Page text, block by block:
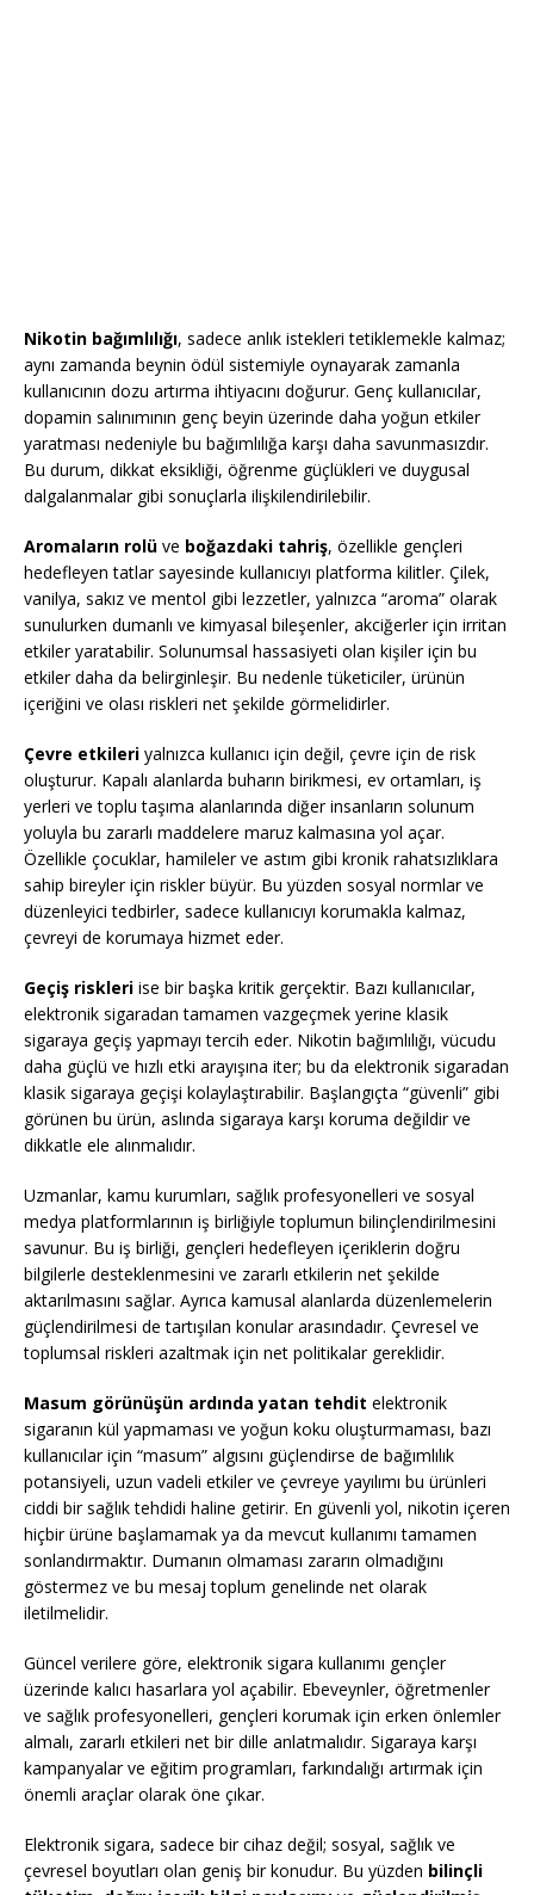
Nikotin bağımlılığı, sadece anlık istekleri tetiklemekle kalmaz;
aynı zamanda beynin ödül sistemiyle oynayarak zamanla
kullanıcının dozu artırma ihtiyacını doğurur. Genç kullanıcılar,
dopamin salınımının genç beyin üzerinde daha yoğun etkiler
yaratması nedeniyle bu bağımlılığa karşı daha savunmasızdır.
Bu durum, dikkat eksikliği, öğrenme güçlükleri ve duygusal
dalgalanmalar gibi sonuçlarla ilişkilendirilebilir.
Aromaların rolü ve boğazdaki tahriş, özellikle gençleri
hedefleyen tatlar sayesinde kullanıcıyı platforma kilitler. Çilek,
vanilya, sakız ve mentol gibi lezzetler, yalnızca “aroma” olarak
sunulurken dumanlı ve kimyasal bileşenler, akciğerler için irritan
etkiler yaratabilir. Solunumsal hassasiyeti olan kişiler için bu
etkiler daha da belirginleşir. Bu nedenle tüketiciler, ürünün
içeriğini ve olası riskleri net şekilde görmelidirler.
Çevre etkileri yalnızca kullanıcı için değil, çevre için de risk
oluşturur. Kapalı alanlarda buharın birikmesi, ev ortamları, iş
yerleri ve toplu taşıma alanlarında diğer insanların solunum
yoluyla bu zararlı maddelere maruz kalmasına yol açar.
Özellikle çocuklar, hamileler ve astım gibi kronik rahatsızlıklara
sahip bireyler için riskler büyür. Bu yüzden sosyal normlar ve
düzenleyici tedbirler, sadece kullanıcıyı korumakla kalmaz,
çevreyi de korumaya hizmet eder.
Geçiş riskleri ise bir başka kritik gerçektir. Bazı kullanıcılar,
elektronik sigaradan tamamen vazgeçmek yerine klasik
sigaraya geçiş yapmayı tercih eder. Nikotin bağımlılığı, vücudu
daha güçlü ve hızlı etki arayışına iter; bu da elektronik sigaradan
klasik sigaraya geçişi kolaylaştırabilir. Başlangıçta “güvenli” gibi
görünen bu ürün, aslında sigaraya karşı koruma değildir ve
dikkatle ele alınmalıdır.
Uzmanlar, kamu kurumları, sağlık profesyonelleri ve sosyal
medya platformlarının iş birliğiyle toplumun bilinçlendirilmesini
savunur. Bu iş birliği, gençleri hedefleyen içeriklerin doğru
bilgilerle desteklenmesini ve zararlı etkilerin net şekilde
aktarılmasını sağlar. Ayrıca kamusal alanlarda düzenlemelerin
güçlendirilmesi de tartışılan konular arasındadır. Çevresel ve
toplumsal riskleri azaltmak için net politikalar gereklidir.
Masum görünüşün ardında yatan tehdit elektronik
sigaranın kül yapmaması ve yoğun koku oluşturmaması, bazı
kullanıcılar için “masum” algısını güçlendirse de bağımlılık
potansiyeli, uzun vadeli etkiler ve çevreye yayılımı bu ürünleri
ciddi bir sağlık tehdidi haline getirir. En güvenli yol, nikotin içeren
hiçbir ürüne başlamamak ya da mevcut kullanımı tamamen
sonlandırmaktır. Dumanın olmaması zararın olmadığını
göstermez ve bu mesaj toplum genelinde net olarak
iletilmelidir.
Güncel verilere göre, elektronik sigara kullanımı gençler
üzerinde kalıcı hasarlara yol açabilir. Ebeveynler, öğretmenler
ve sağlık profesyonelleri, gençleri korumak için erken önlemler
almalı, zararlı etkileri net bir dille anlatmalıdır. Sigaraya karşı
kampanyalar ve eğitim programları, farkındalığı artırmak için
önemli araçlar olarak öne çıkar.
Elektronik sigara, sadece bir cihaz değil; sosyal, sağlık ve
çevresel boyutları olan geniş bir konudur. Bu yüzden bilinçli